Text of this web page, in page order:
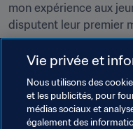
mon expérience aux
disputent leur premier
Après avoir battu
faire ses preuves face
Diamonds, ce samedi
nous avons vaincu
montrer dignes du
Vie privée et
Nous utilisons des
et les publicités, pour
médias sociaux et
également des